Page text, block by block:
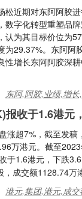
松近期对东阿阿胶
数字化转型重塑品
认为其目标价位为
为29.37%。东阿阿
性增长东阿阿胶深
东阿,阿胶,业绩,增
报收于1.6港元
涨超7%，截至发稿
万港元。截至2023
于1.6港元，下跌
，成交额1128.74万
港元,集团,港元,成